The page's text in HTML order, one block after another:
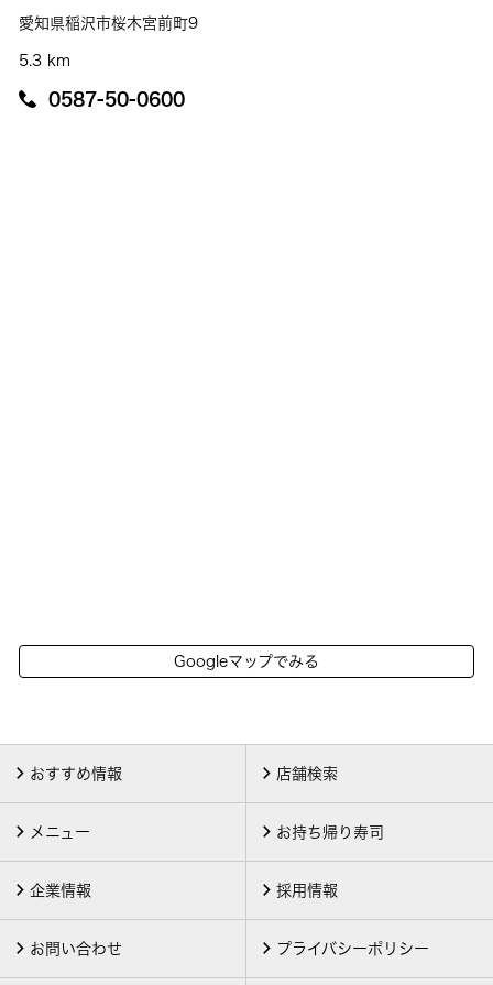
愛知県稲沢市桜木宮前町9
5.3 km
0587-50-0600
Googleマップでみる
おすすめ情報 店舗検索
メニュー お持ち帰り寿司
企業情報 採用情報
お問い合わせ プライバシーポリシー